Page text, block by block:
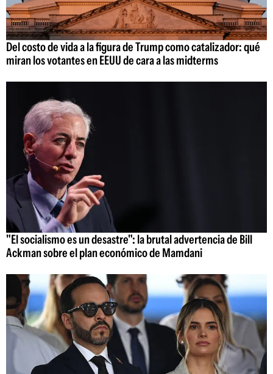
Del costo de vida a la figura de Trump como catalizador: qué
miran los votantes en EEUU de cara a las midterms
"El socialismo es un desastre": la brutal advertencia de Bill
Ackman sobre el plan económico de Mamdani